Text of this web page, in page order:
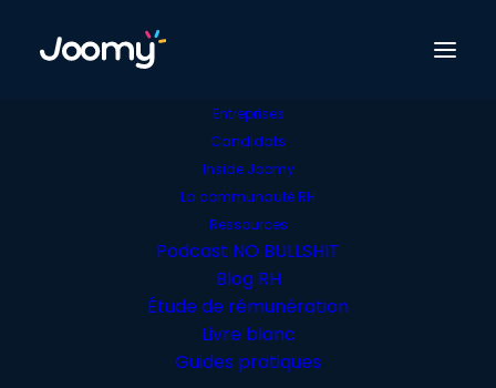
Entreprises
Candidats
Inside Joomy
La communauté RH
Ressources
Podcast NO BULLSHIT
Blog RH
Étude de rémunération
Livre blanc
Guides pratiques
Le Blog
Pourquoi un
feedback négatif est
préférable à des
éloges